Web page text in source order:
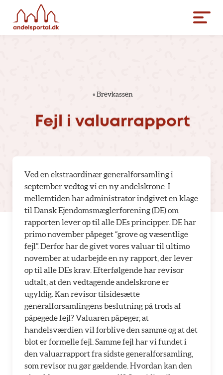
«Brevkassen
Fejl i valuarrapport
Ved en ekstraordinær generalforsamling i
september vedtog vi en ny andelskrone. I
mellemtiden har administrator indgivet en klage
til Dansk Ejendomsmæglerforening (DE) om
rapporten lever op til alle DEs principper. DE har
primo november påpeget “grove og væsentlige
fejl”. Derfor har de givet vores valuar til ultimo
november at udarbejde en ny rapport, der lever
op til alle DEs krav. Efterfølgende har revisor
udtalt, at den vedtagende andelskrone er
ugyldig. Kan revisor tilsidesætte
generalforsamlingens beslutning på trods af
påpegede fejl? Valuaren påpeger, at
handelsværdien vil forblive den samme og at det
blot er formelle fejl. Samme fejl har vi fundet i
den valuarrapport fra sidste generalforsamling,
som revisor nu gør gældende. Hvordan kan den